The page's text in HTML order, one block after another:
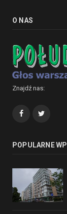
O NAS
Znajdź nas:
Facebook
POPULARNE